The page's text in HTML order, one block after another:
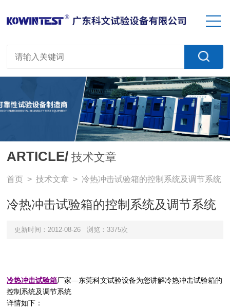
ARTICLE/ 技术文章
首页 >技术文章 > 冷热冲击试验箱的控制系统及调节系统
冷热冲击试验箱的控制系统及调节系统
更新时间：2012-08-26 浏览：3375次
冷热冲击试验箱厂家—东莞科文试验设备为您讲解冷热冲击试验箱的
控制系统及调节系统
详情如下：